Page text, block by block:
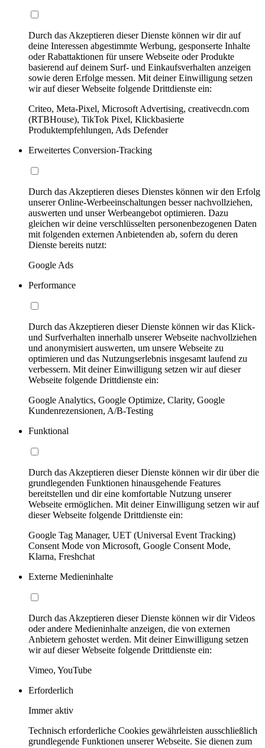
Durch das Akzeptieren dieser Dienste können wir dir auf
deine Interessen abgestimmte Werbung, gesponserte Inhalte
oder Rabattaktionen für unsere Webseite oder Produkte
basierend auf deinem Surf- und Einkaufsverhalten anzeigen
sowie deren Erfolge messen. Mit deiner Einwilligung setzen
wir auf dieser Webseite folgende Drittdienste ein:
Criteo, Meta-Pixel, Microsoft Advertising, creativecdn.com
(RTBHouse), TikTok Pixel, Klickbasierte
Produktempfehlungen, Ads Defender
Erweitertes Conversion-Tracking
Durch das Akzeptieren dieses Dienstes können wir den Erfolg
unserer Online-Werbeeinschaltungen besser nachvollziehen,
auswerten und unser Werbeangebot optimieren. Dazu
gleichen wir deine verschlüsselten personenbezogenen Daten
mit folgenden externen Anbietenden ab, sofern du deren
Dienste bereits nutzt:
Google Ads
Performance
Durch das Akzeptieren dieser Dienste können wir das Klick-
und Surfverhalten innerhalb unserer Webseite nachvollziehen
und anonymisiert auswerten, um unsere Webseite zu
optimieren und das Nutzungserlebnis insgesamt laufend zu
verbessern. Mit deiner Einwilligung setzen wir auf dieser
Webseite folgende Drittdienste ein:
Google Analytics, Google Optimize, Clarity, Google
Kundenrezensionen, A/B-Testing
Funktional
Durch das Akzeptieren dieser Dienste können wir dir über die
grundlegenden Funktionen hinausgehende Features
bereitstellen und dir eine komfortable Nutzung unserer
Webseite ermöglichen. Mit deiner Einwilligung setzen wir auf
dieser Webseite folgende Drittdienste ein:
Google Tag Manager, UET (Universal Event Tracking)
Consent Mode von Microsoft, Google Consent Mode,
Klarna, Freshchat
Externe Medieninhalte
Durch das Akzeptieren dieser Dienste können wir dir Videos
oder andere Medieninhalte anzeigen, die von externen
Anbietern gehostet werden. Mit deiner Einwilligung setzen
wir auf dieser Webseite folgende Drittdienste ein:
Vimeo, YouTube
Erforderlich
Immer aktiv
Technisch erforderliche Cookies gewährleisten ausschließlich
grundlegende Funktionen unserer Webseite. Sie dienen zum